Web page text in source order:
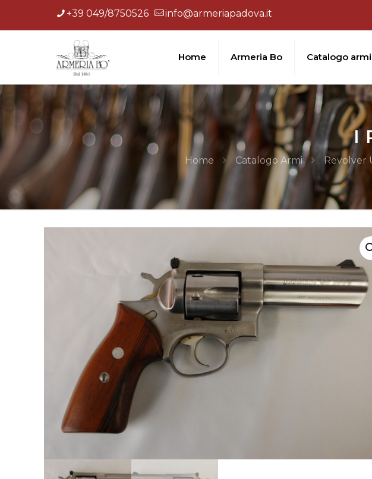
+39 049/8750526 info@armeriapadova.it
Home Armeria Bo Catalogo armi
I
Home Catalogo Armi Revolver